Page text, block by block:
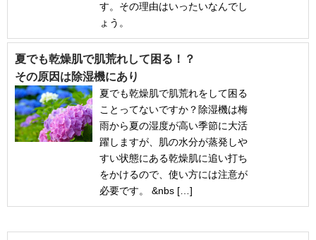
す。その理由はいったいなんでし
ょう。
夏でも乾燥肌で肌荒れして困る！？
その原因は除湿機にあり
夏でも乾燥肌で肌荒れをして困る
ことってないですか？除湿機は梅
雨から夏の湿度が高い季節に大活
躍しますが、肌の水分が蒸発しや
すい状態にある乾燥肌に追い打ち
をかけるので、使い方には注意が
必要です。 &nbs […]